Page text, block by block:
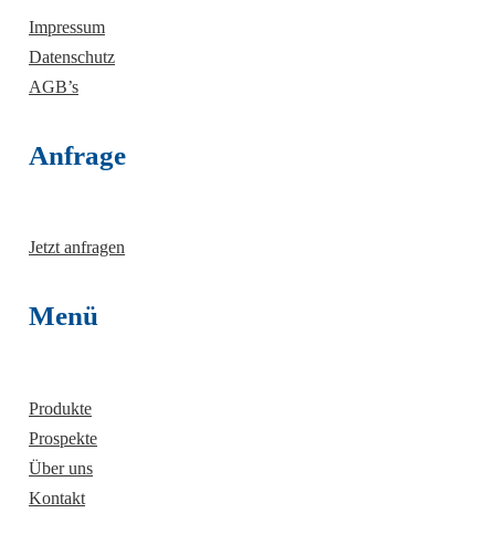
Impressum
Datenschutz
AGB’s
Anfrage
Jetzt anfragen
Menü
Produkte
Prospekte
Über uns
Kontakt